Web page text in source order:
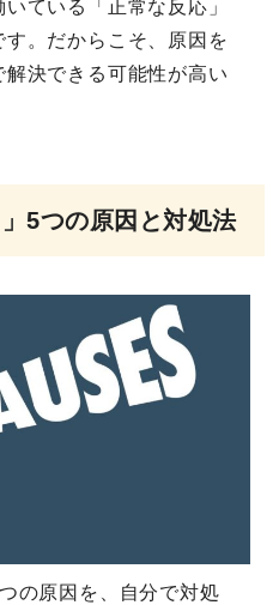
ている「正常な反応」
。だからこそ、原因を
決できる可能性が高い
5つの原因と対処法
の原因を、自分で対処